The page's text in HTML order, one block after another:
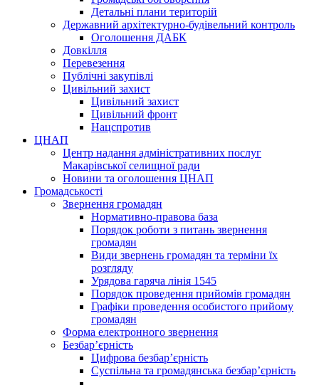
Детальні плани територій
Державний архітектурно-будівельний контроль
Оголошення ДАБК
Довкілля
Перевезення
Публічні закупівлі
Цивільний захист
Цивільний захист
Цивільний фронт
Нацспротив
ЦНАП
Центр надання адміністративних послуг
Макарівської селищної ради
Новини та оголошення ЦНАП
Громадськості
Звернення громадян
Нормативно-правова база
Порядок роботи з питань звернення
громадян
Види звернень громадян та терміни їх
розгляду
Урядова гаряча лінія 1545
Порядок проведення прийомів громадян
Графіки проведення особистого прийому
громадян
Форма електронного звернення
Безбар’єрність
Цифрова безбар’єрність
Суспільна та громадянська безбар’єрність